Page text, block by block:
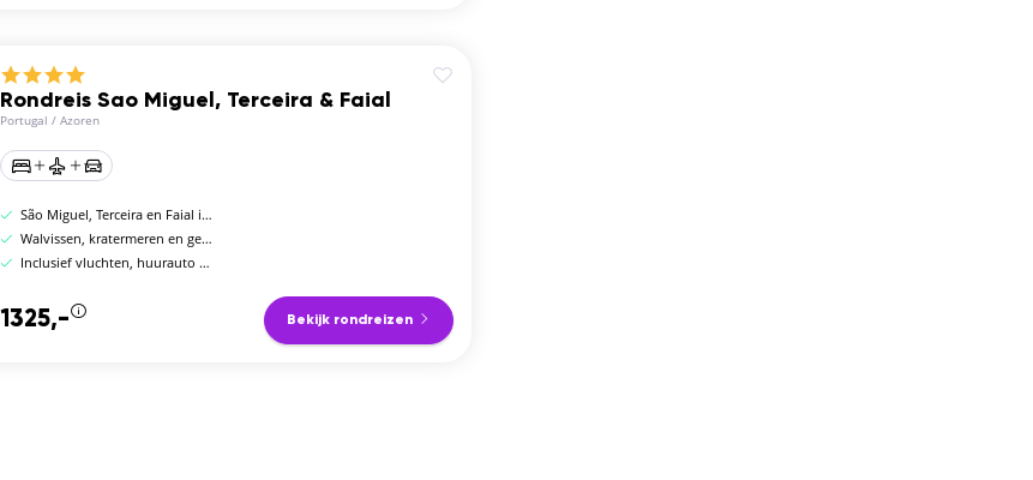
Rondreis Sao Miguel, Terceira & Faial
Portugal / Azoren
São Miguel, Terceira en Faial in één reis
Walvissen, kratermeren en geothermische bronnen
Inclusief vluchten, huurauto en hotels
1325,- Bekijk rondreizen